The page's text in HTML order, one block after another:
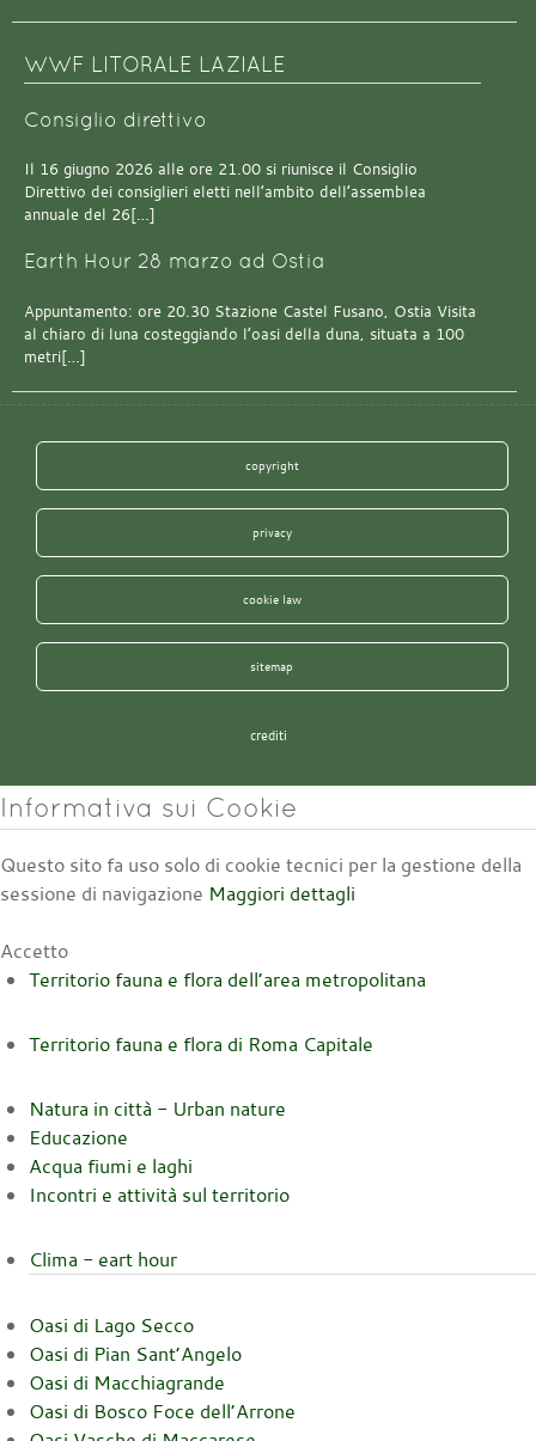
WWF LITORALE LAZIALE
Consiglio direttivo
Il 16 giugno 2026 alle ore 21.00 si riunisce il Consiglio
Direttivo dei consiglieri eletti nell’ambito dell’assemblea
annuale del 26[…]
Earth Hour 28 marzo ad Ostia
Appuntamento: ore 20.30 Stazione Castel Fusano, Ostia Visita
al chiaro di luna costeggiando l’oasi della duna, situata a 100
metri[…]
copyright
privacy
cookie law
sitemap
crediti
Informativa sui Cookie
Questo sito fa uso solo di cookie tecnici per la gestione della
sessione di navigazione Maggiori dettagli
Accetto
Territorio fauna e flora dell’area metropolitana
Territorio fauna e flora di Roma Capitale
Natura in città - Urban nature
Educazione
Acqua fiumi e laghi
Incontri e attività sul territorio
Clima - eart hour
Oasi di Lago Secco
Oasi di Pian Sant’Angelo
Oasi di Macchiagrande
Oasi di Bosco Foce dell’Arrone